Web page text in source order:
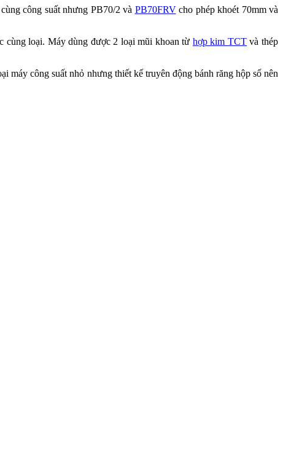
công suất nhưng PB70/2 và PB70FRVcho phép khoét 70mm và
cùng loại. Máy dùng được 2 loại mũi khoan từ hợp kim TCTvà thép
máy công suất nhỏ nhưng thiết kế truyên động bánh răng hộp số nên